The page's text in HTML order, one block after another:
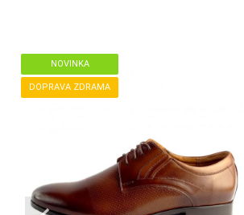
NOVINKA
DOPRAVA ZDRAMA